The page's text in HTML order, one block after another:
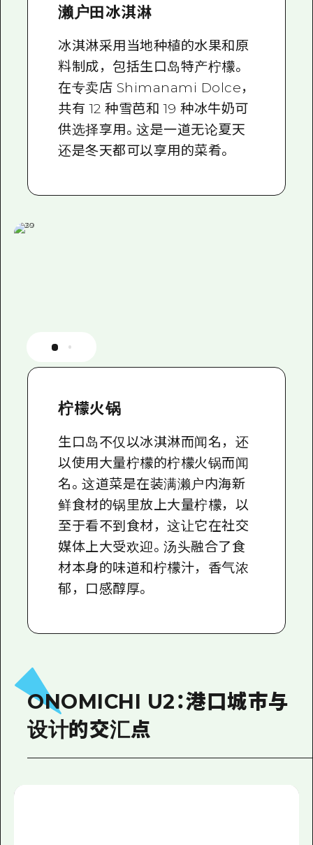
濑户田冰淇淋
冰淇淋采用当地种植的水果和原
料制成，包括生口岛特产柠檬。
在专卖店 Shimanami Dolce，
共有 12 种雪芭和 19 种冰牛奶可
供选择享用。这是一道无论夏天
还是冬天都可以享用的菜肴。
柠檬火锅
生口岛不仅以冰淇淋而闻名，还
以使用大量柠檬的柠檬火锅而闻
名。这道菜是在装满濑户内海新
鲜食材的锅里放上大量柠檬，以
至于看不到食材，这让它在社交
媒体上大受欢迎。汤头融合了食
材本身的味道和柠檬汁，香气浓
郁，口感醇厚。
ONOMICHI U2：港口城市与
设计的交汇点